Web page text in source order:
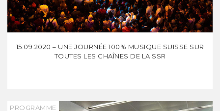
15.09.2020 – UNE JOURNÉE 100% MUSIQUE SUISSE SUR
TOUTES LES CHAÎNES DE LA SSR
PROGRAMME